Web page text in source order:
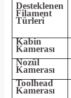
Desteklenen
Filament
Türleri
Kabin
Kamerası
Nozül
Kamerası
Toolhead
Kamerası